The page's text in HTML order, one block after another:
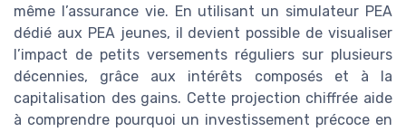
même l’assurance vie. En utilisant un simulateur PEA
dédié aux PEA jeunes, il devient possible de visualiser
l’impact de petits versements réguliers sur plusieurs
décennies, grâce aux intérêts composés et à la
capitalisation des gains. Cette projection chiffrée aide
à comprendre pourquoi un investissement précoce en